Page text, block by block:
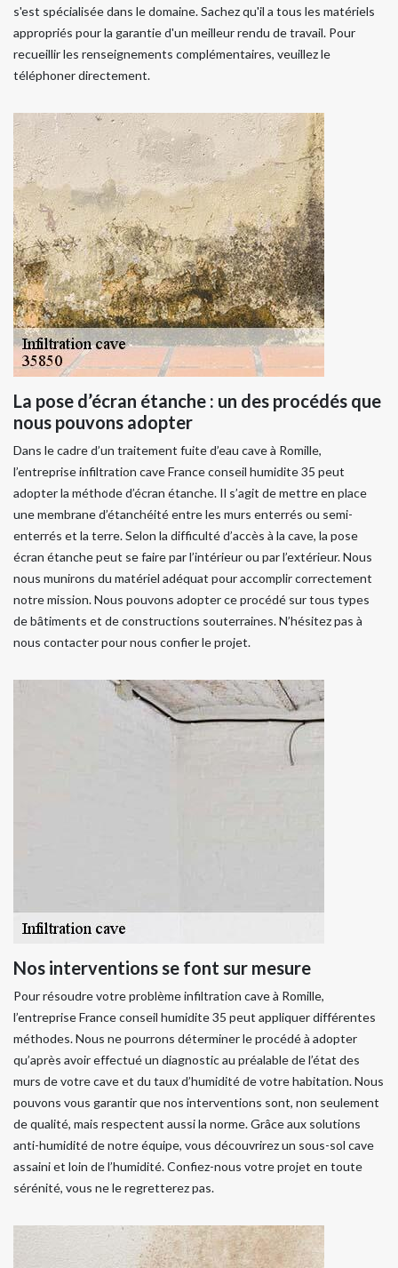
s'est spécialisée dans le domaine. Sachez qu'il a tous les matériels
appropriés pour la garantie d'un meilleur rendu de travail. Pour
recueillir les renseignements complémentaires, veuillez le
téléphoner directement.
La pose d’écran étanche : un des procédés que
nous pouvons adopter
Dans le cadre d’un traitement fuite d’eau cave à Romille,
l’entreprise infiltration cave France conseil humidite 35 peut
adopter la méthode d’écran étanche. Il s’agit de mettre en place
une membrane d’étanchéité entre les murs enterrés ou semi-
enterrés et la terre. Selon la difficulté d’accès à la cave, la pose
écran étanche peut se faire par l’intérieur ou par l’extérieur. Nous
nous munirons du matériel adéquat pour accomplir correctement
notre mission. Nous pouvons adopter ce procédé sur tous types
de bâtiments et de constructions souterraines. N’hésitez pas à
nous contacter pour nous confier le projet.
Nos interventions se font sur mesure
Pour résoudre votre problème infiltration cave à Romille,
l’entreprise France conseil humidite 35 peut appliquer différentes
méthodes. Nous ne pourrons déterminer le procédé à adopter
qu’après avoir effectué un diagnostic au préalable de l’état des
murs de votre cave et du taux d’humidité de votre habitation. Nous
pouvons vous garantir que nos interventions sont, non seulement
de qualité, mais respectent aussi la norme. Grâce aux solutions
anti-humidité de notre équipe, vous découvrirez un sous-sol cave
assaini et loin de l’humidité. Confiez-nous votre projet en toute
sérénité, vous ne le regretterez pas.